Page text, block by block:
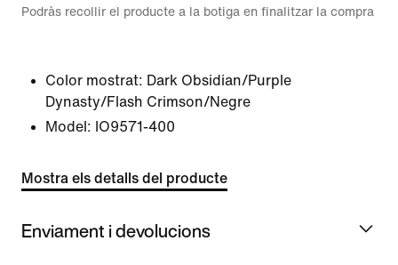
Podràs recollir el producte a la botiga en finalitzar la compra
Color mostrat: Dark Obsidian/Purple
Dynasty/Flash Crimson/Negre
Model: IO9571-400
Mostra els detalls del producte
Enviament i devolucions